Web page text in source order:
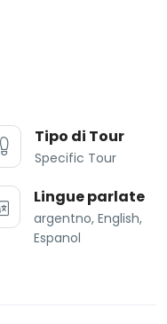
Tipo di Tour
Specific Tour
Lingue parlate
argentno, English,
Espanol